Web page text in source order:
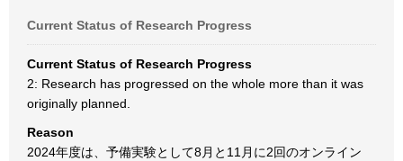
Current Status of Research Progress
Current Status of Research Progress
2: Research has progressed on the whole more than it was
originally planned.
Reason
2024年度は、予備実験として8月と11月に2回のオンライン